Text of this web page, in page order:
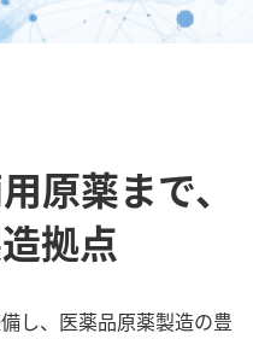
原薬まで、
拠点
し、医薬品原薬製造の豊